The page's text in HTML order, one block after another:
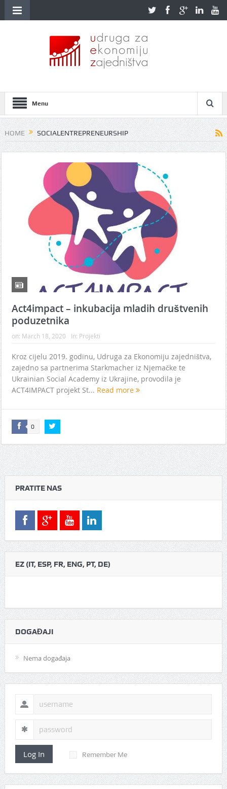
Menu
HOME SOCIALENTREPRENEURSHIP
Act4impact – inkubacija mladih društvenih
poduzetnika
on: March 18, 2020 In: Projekti
Kroz cijelu 2019. godinu, Udruga za Ekonomiju zajedništva,
zajedno sa partnerima Starkmacher iz Njemačke te
Ukrainian Social Academy iz Ukrajine, provodila je
ACT4IMPACT projekt St... Read more
0
PRATITE NAS
EZ (IT, ESP, FR, ENG, PT, DE)
DOGAĐAJI
Nema događaja
Log In Remember Me